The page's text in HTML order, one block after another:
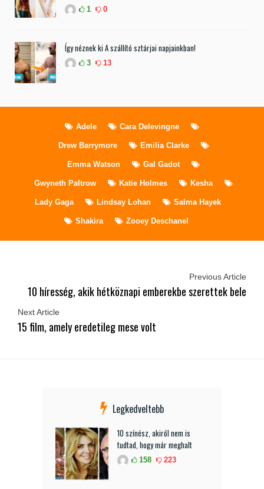
1 0
Így néznek ki A szállító sztárjai napjainkban!
3 13
Adele Cara Delevingne
Drew Barrymore Emilia Clarke
Emma Watson Gal Gadot
Gwyneth Paltrow Katie Holmes Kesha
Lady Gaga Lindsay Lohan Salma Hayek
Shakira Zooey Deschanel
Previous Article
10 híresség, akik hétköznapi emberekbe szerettek bele
Next Article
15 film, amely eredetileg mese volt
Legkedveltebb
10 színész, akiről nem is
tudtad, hogy már meghalt
158 223